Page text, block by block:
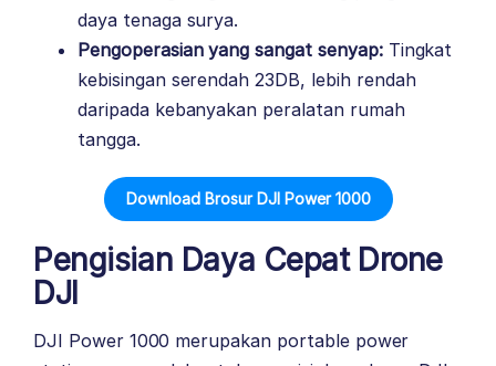
daya tenaga surya.
Pengoperasian yang sangat senyap:Tingkat
kebisingan serendah 23DB, lebih rendah
daripada kebanyakan peralatan rumah
tangga.
Download Brosur DJI Power 1000
Pengisian Daya Cepat Drone
DJI
DJI Power 1000 merupakan portable power